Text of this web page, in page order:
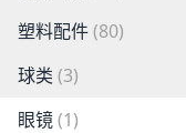
塑料配件(80)
球类 (3)
眼镜(1)